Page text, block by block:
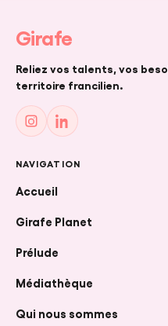
Girafe
Reliez vos talents, vos
territoire francilien.
NAVIGATION
Accueil
Girafe Planet
Prélude
Médiathèque
Qui nous sommes